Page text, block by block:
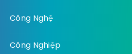
Công Nghệ
Công Nghiệp